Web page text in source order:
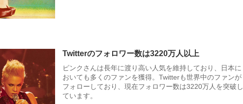
Twitterのフォロワー数は3220万人以上
ピンクさんは長年に渡り高い人気を維持しており、日本に
おいても多くのファンを獲得。Twitterも世界中のファンが
フォローしており、現在フォロワー数は3220万人を突破し
ています。